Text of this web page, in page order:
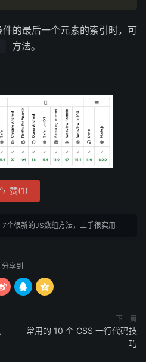
的最后一个元素的索引时，可
方法。
赞(1)
7个很新的JS数组方法，上手很实用
分享到
 
下一篇
常用的 10 个 CSS 一行代码技
巧